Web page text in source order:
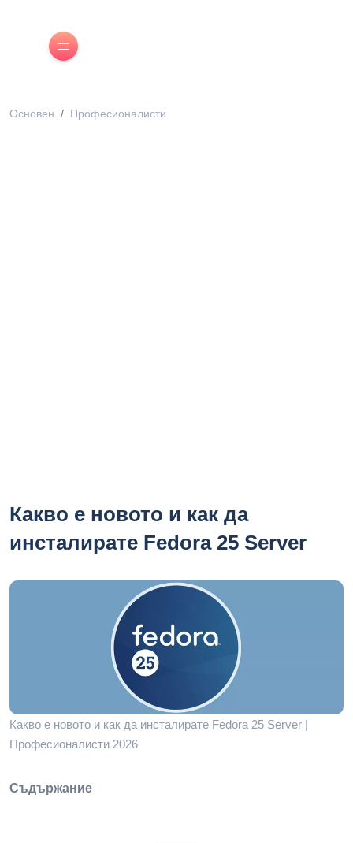
Основен Професионалисти
Какво е новото и как да
инсталирате Fedora 25 Server
Какво е новото и как да инсталирате Fedora 25 Server |
Професионалисти 2026
Съдържание